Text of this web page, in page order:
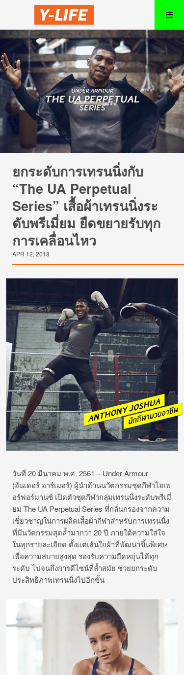
ยกระดับการเทรนนิ่งกับ
“The UA Perpetual
Series” เสื้อผ้าเทรนนิ่งระ
ดับพรีเมี่ยม ยืดขยายรับทุก
การเคลื่อนไหว
APR 12, 2018
วันที่ 20 มีนาคม พ.ศ. 2561 – Under Armour
(อันเดอร์ อาร์เมอร์) ผู้นำด้านนวัตกรรมชุดกีฬาไฮเพ
อร์ฟอร์มานซ์ เปิดตัวชุดกีฬากลุ่มเทรนนิ่งระดับพรีเมี่
ยม The UA Perpetual Series ที่กลั่นกรองจากความ
เชี่ยวชาญในการผลิตเสื้อผ้ากีฬาสำหรับการเทรนนิ่ง
ที่มีนวัตกรรมสุดล้ำมากว่า 20 ปี ภายใต้ความใส่ใจ
ในทุกรายละเอียด ตั้งแต่เส้นใยผ้าที่พัฒนาขึ้นพิเศษ
เพื่อความสบายสูงสุด รองรับความยืดหยุ่นได้ทุก
ระดับ ไปจนถึงการดีไซน์ที่ล้ำสมัย ช่วยยกระดับ
ประสิทธิภาพเทรนนิ่งไปอีกขั้น